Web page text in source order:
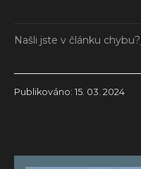
Našli jste v článku chybu?
Publikováno: 15. 03. 2024